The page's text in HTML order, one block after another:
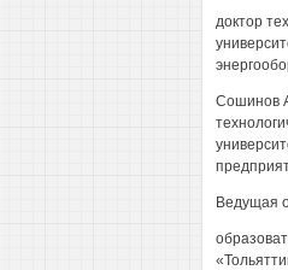
доктор
Сошинов
Ведущая